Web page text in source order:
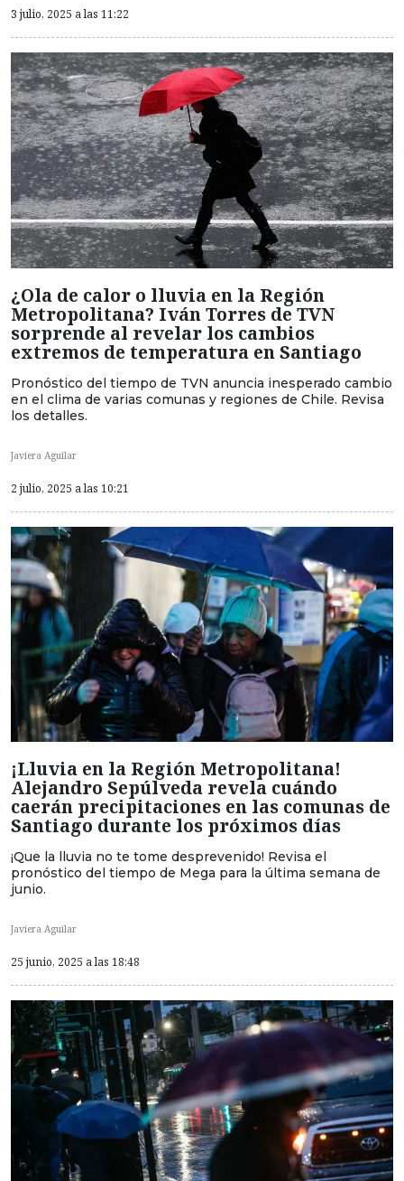
3 julio, 2025 a las 11:22
¿Ola de calor o lluvia en la Región
Metropolitana? Iván Torres de TVN
sorprende al revelar los cambios
extremos de temperatura en Santiago
Pronóstico del tiempo de TVN anuncia inesperado cambio
en el clima de varias comunas y regiones de Chile. Revisa
los detalles.
Javiera Aguilar
2 julio, 2025 a las 10:21
¡Lluvia en la Región Metropolitana!
Alejandro Sepúlveda revela cuándo
caerán precipitaciones en las comunas de
Santiago durante los próximos días
¡Que la lluvia no te tome desprevenido! Revisa el
pronóstico del tiempo de Mega para la última semana de
junio.
Javiera Aguilar
25 junio, 2025 a las 18:48